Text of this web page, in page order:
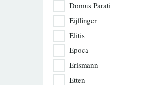
Domus Parati
Eijffinger
Elitis
Epoca
Erismann
Etten